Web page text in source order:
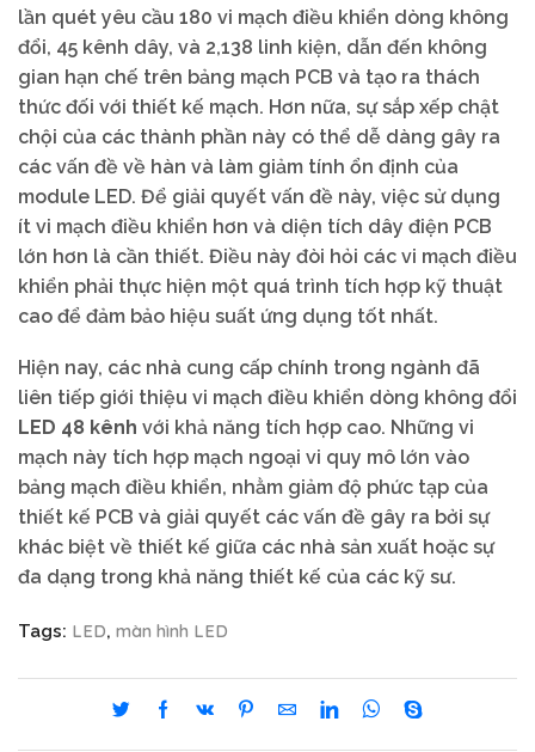
lần quét yêu cầu 180 vi mạch điều khiển dòng không
đổi, 45 kênh dây, và 2,138 linh kiện, dẫn đến không
gian hạn chế trên bảng mạch PCB và tạo ra thách
thức đối với thiết kế mạch. Hơn nữa, sự sắp xếp chật
chội của các thành phần này có thể dễ dàng gây ra
các vấn đề về hàn và làm giảm tính ổn định của
module LED. Để giải quyết vấn đề này, việc sử dụng
ít vi mạch điều khiển hơn và diện tích dây điện PCB
lớn hơn là cần thiết. Điều này đòi hỏi các vi mạch điều
khiển phải thực hiện một quá trình tích hợp kỹ thuật
cao để đảm bảo hiệu suất ứng dụng tốt nhất.
Hiện nay, các nhà cung cấp chính trong ngành đã
liên tiếp giới thiệu vi mạch điều khiển dòng không đổi
LED 48 kênh với khả năng tích hợp cao. Những vi
mạch này tích hợp mạch ngoại vi quy mô lớn vào
bảng mạch điều khiển, nhằm giảm độ phức tạp của
thiết kế PCB và giải quyết các vấn đề gây ra bởi sự
khác biệt về thiết kế giữa các nhà sản xuất hoặc sự
đa dạng trong khả năng thiết kế của các kỹ sư.
Tags: LED, màn hình LED